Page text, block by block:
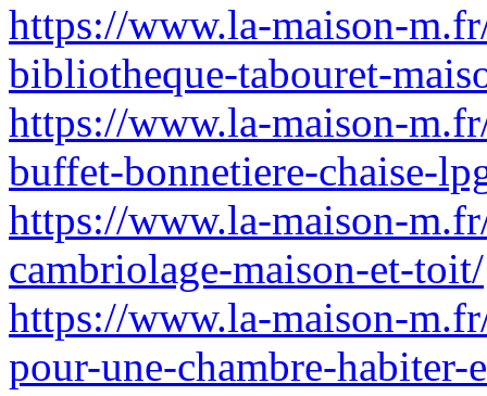
https://www.la-maison-
bibliotheque-tabouret-
https://www.la-maison-
buffet-bonnetiere-chaise-
https://www.la-maison-
cambriolage-maison-et-toit/
https://www.la-maison-
pour-une-chambre-habiter-